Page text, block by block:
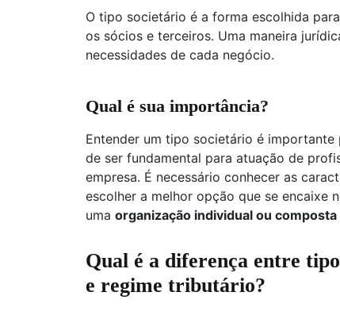
O tipo societário é a forma escolhida
os sócios e terceiros. Uma maneira
necessidades de cada negócio.
Qual é sua importância?
Entender um tipo societário é importante
de ser fundamental para atuação de
empresa. É necessário conhecer as
escolher a melhor opção que se encaixe
uma organização individual ou
Qual é a diferença entre
e regime tributário?